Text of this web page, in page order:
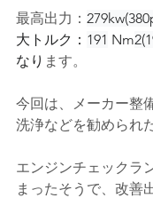
最高出力：
大トルク： 191 Nm
なり ます。
今回は、メーカー整
洗浄などを勧められ
エンジンチェックラ
まったそうで、改善